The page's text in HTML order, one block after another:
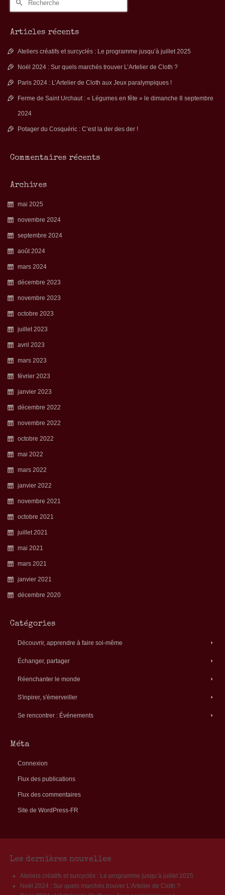
Articles récents
Ateliers créatifs et surcyclés : Le programme jusqu’à juillet 2025
Noël 2024 : Sur quels marchés trouver L’Artelier de Cloth ?
Paris 2024 : L’Artelier de Cloth aux Jeux paralympiques !
Ferme de Saint Urchaut : « Légumes en fête » le dimanche 8 septembre
2024
Potager du Cosquéric : C’est la der des der !
Commentaires récents
Archives
mai 2025
novembre 2024
septembre 2024
août 2024
mars 2024
décembre 2023
novembre 2023
octobre 2023
juillet 2023
avril 2023
mars 2023
février 2023
janvier 2023
décembre 2022
novembre 2022
octobre 2022
mai 2022
mars 2022
janvier 2022
novembre 2021
octobre 2021
juillet 2021
mai 2021
mars 2021
janvier 2021
décembre 2020
Catégories
Découvrir, apprendre à faire soi-même
Échanger, partager
Réenchanter le monde
S'inpirer, s'émerveiller
Se rencontrer : Événements
Méta
Connexion
Flux des publications
Flux des commentaires
Site de WordPress-FR
Les dernières nouvelles
Ateliers créatifs et surcyclés : Le programme jusqu’à juillet 2025
Noël 2024 : Sur quels marchés trouver L’Artelier de Cloth ?